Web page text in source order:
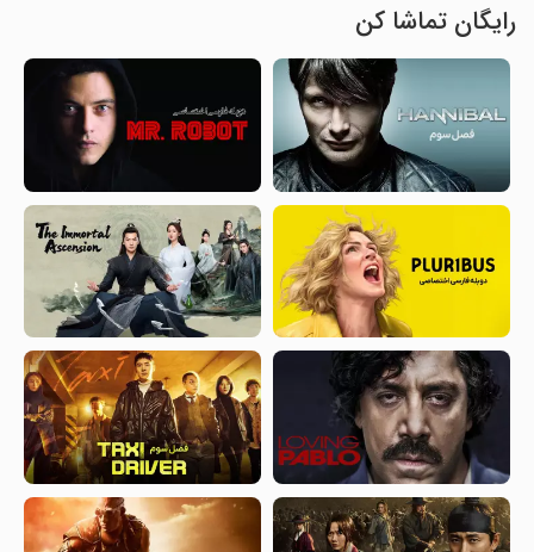
رایگان تماشا کن